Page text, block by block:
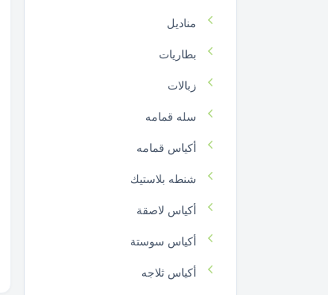
مناديل
بطاريات
زبالات
سله قمامه
أكياس قمامه
شنطه بلاستيك
أكياس لاصقة
أكياس سوستة
أكياس ثلاجه